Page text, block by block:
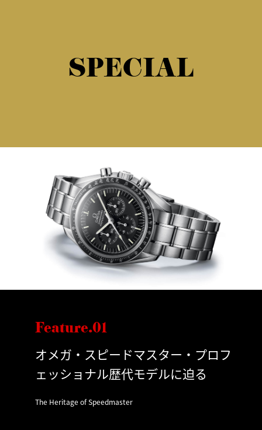
SPECIAL
Feature.01
オメガ・スピードマスター・プロフ
ェッショナル歴代モデルに迫る
The Heritage of Speedmaster